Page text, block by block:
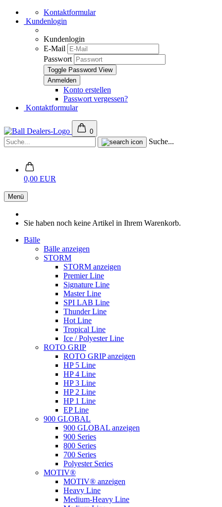
Kontaktformular
Kundenlogin
Kundenlogin
E-Mail
Passwort
Toggle Password View
Konto erstellen
Passwort vergessen?
Kontaktformular
0
Suche...
0,00 EUR
Menü
Sie haben noch keine Artikel in Ihrem Warenkorb.
Bälle
Bälle anzeigen
STORM
STORM anzeigen
Premier Line
Signature Line
Master Line
SPI LAB Line
Thunder Line
Hot Line
Tropical Line
Ice / Polyester Line
ROTO GRIP
ROTO GRIP anzeigen
HP 5 Line
HP 4 Line
HP 3 Line
HP 2 Line
HP 1 Line
EP Line
900 GLOBAL
900 GLOBAL anzeigen
900 Series
800 Series
700 Series
Polyester Series
MOTIV®
MOTIV® anzeigen
Heavy Line
Medium-Heavy Line